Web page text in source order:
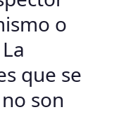
o
que se
son